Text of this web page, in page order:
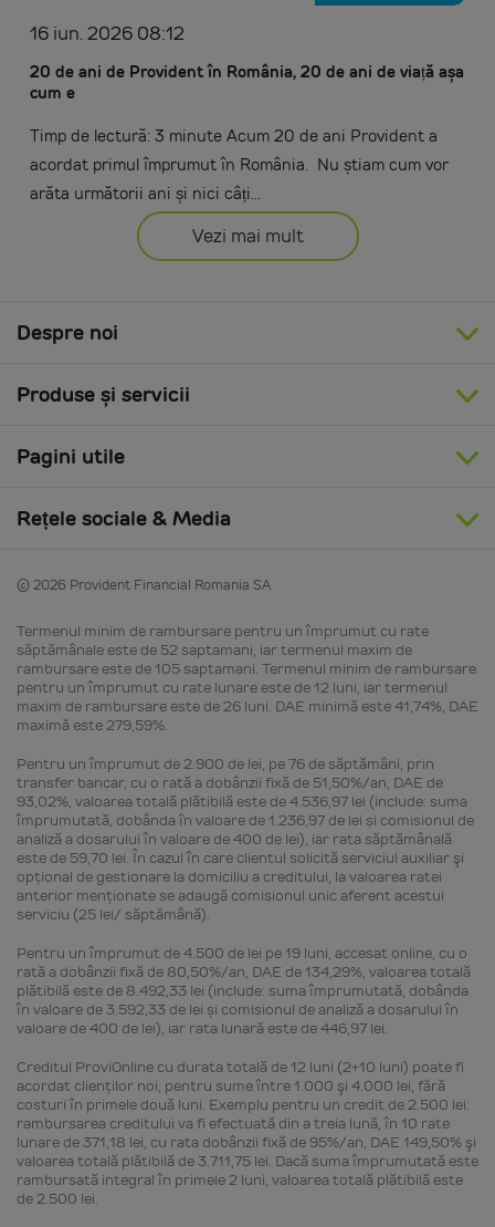
16 iun. 2026 08:12
20 de ani de Provident în România, 20 de ani de viață așa
cum e
Timp de lectură: 3 minute Acum 20 de ani Provident a
acordat primul împrumut în România. Nu știam cum vor
arăta următorii ani și nici câți...
Vezi mai mult
Despre noi
Produse și servicii
Pagini utile
Rețele sociale & Media
© 2026 Provident Financial Romania SA
Termenul minim de rambursare pentru un împrumut cu rate
săptămânale este de 52 saptamani, iar termenul maxim de
rambursare este de 105 saptamani. Termenul minim de rambursare
pentru un împrumut cu rate lunare este de 12 luni, iar termenul
maxim de rambursare este de 26 luni. DAE minimă este 41,74%, DAE
maximă este 279,59%.
Pentru un împrumut de 2.900 de lei, pe 76 de săptămâni, prin
transfer bancar, cu o rată a dobânzii fixă de 51,50%/an, DAE de
93,02%, valoarea totală plătibilă este de 4.536,97 lei (include: suma
împrumutată, dobânda în valoare de 1.236,97 de lei și comisionul de
analiză a dosarului în valoare de 400 de lei), iar rata săptămânală
este de 59,70 lei. În cazul în care clientul solicită serviciul auxiliar şi
opţional de gestionare la domiciliu a creditului, la valoarea ratei
anterior menţionate se adaugă comisionul unic aferent acestui
serviciu (25 lei/ săptămână).
Pentru un împrumut de 4.500 de lei pe 19 luni, accesat online, cu o
rată a dobânzii fixă de 80,50%/an, DAE de 134,29%, valoarea totală
plătibilă este de 8.492,33 lei (include: suma împrumutată, dobânda
în valoare de 3.592,33 de lei și comisionul de analiză a dosarului în
valoare de 400 de lei), iar rata lunară este de 446,97 lei.
Creditul ProviOnline cu durata totală de 12 luni (2+10 luni) poate fi
acordat clienţilor noi, pentru sume între 1.000 şi 4.000 lei, fără
costuri în primele două luni. Exemplu pentru un credit de 2.500 lei:
rambursarea creditului va fi efectuată din a treia lună, în 10 rate
lunare de 371,18 lei, cu rata dobânzii fixă de 95%/an, DAE 149,50% şi
valoarea totală plătibilă de 3.711,75 lei. Dacă suma împrumutată este
rambursată integral în primele 2 luni, valoarea totală plătibilă este
de 2.500 lei.